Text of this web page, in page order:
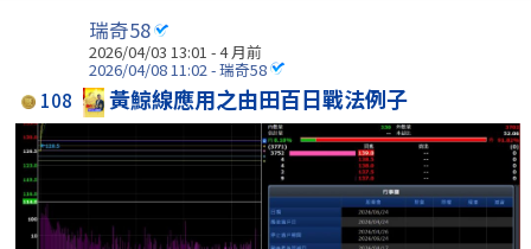
瑞奇58
2026/04/03 13:01 - 4 月前
2026/04/08 11:02 - 瑞奇58
108 黃鯨線應用之由田百日戰法例子